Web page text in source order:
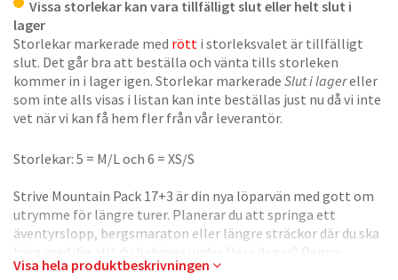
Vissa storlekar kan vara tillfälligt slut eller helt slut i
lager
Storlekar markerade med rött i storleksvalet är tillfälligt
slut. Det går bra att beställa och vänta tills storleken
kommer in i lager igen. Storlekar markerade Slut i lagereller
som inte alls visas i listan kan inte beställas just nu då vi inte
vet när vi kan få hem fler från vår leverantör.
Storlekar: 5 = M/L och 6 = XS/S
Strive Mountain Pack 17+3 är din nya löparvän med gott om
utrymme för längre turer. Planerar du att springa ett
äventyrslopp, bergsmaraton eller längre sträckor där du ska
bära med dig allt du behöver under flera dagar? Denna
löparryggsäck rymmer det du behöver och håller låg vikt
Visa hela produktbeskrivningen